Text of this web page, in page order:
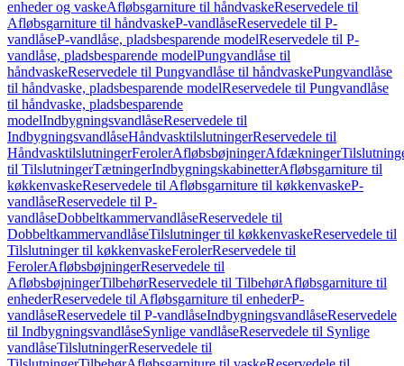
enheder og vaskeAfløbsgarniture til håndvaskeReservedele til
Afløbsgarniture til håndvaskeP-vandlåseReservedele til P-
vandlåseP-vandlåse, pladsbesparende modelReservedele til P-
vandlåse, pladsbesparende modelPungvandlåse til
håndvaskeReservedele til Pungvandlåse til håndvaskePungvandlåse
til håndvaske, pladsbesparende modelReservedele til Pungvandlåse
til håndvaske, pladsbesparende
modelIndbygningsvandlåseReservedele til
IndbygningsvandlåseHåndvasktilslutningerReservedele til
HåndvasktilslutningerFerolerAfløbsbøjningerAfdækninger
til TilslutningerTætningerIndbygningskabinetterAfløbsgarniture til
køkkenvaskeReservedele til Afløbsgarniture til køkkenvaskeP-
vandlåseReservedele til P-
vandlåseDobbeltkammervandlåseReservedele til
DobbeltkammervandlåseTilslutninger til køkkenvaskeReservedele til
Tilslutninger til køkkenvaskeFerolerReservedele til
FerolerAfløbsbøjningerReservedele til
AfløbsbøjningerTilbehørReservedele til TilbehørAfløbsgarniture til
enhederReservedele til Afløbsgarniture til enhederP-
vandlåseReservedele til P-vandlåseIndbygningsvandlåseReservedele
til IndbygningsvandlåseSynlige vandlåseReservedele til Synlige
vandlåseTilslutningerReservedele til